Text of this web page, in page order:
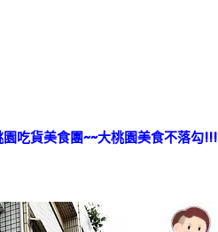
吃貨美食團~~大桃園美食不落勾!!!